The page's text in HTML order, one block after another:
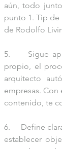
aún, todo
punto 1. Tip
de Rodolfo
5.     Sigue
propio, el
arquitecto
empresas.
contenido, te
6.     Define
establecer